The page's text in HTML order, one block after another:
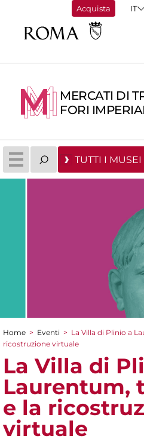
Acquista
MERCATI DI
FORI
TUTTI I MUSEI
Tu sei qui
Home > Eventi > La Villa di Plinio a
ricostruzione virtuale
La Villa di
Laurentum,
e la
virtuale